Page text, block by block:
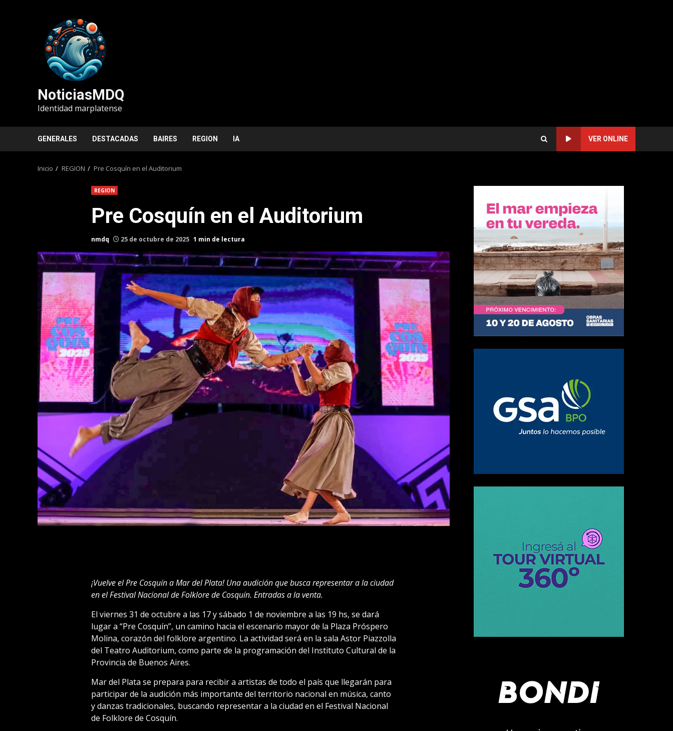
NoticiasMDQ
Identidad marplatense
GENERALES DESTACADAS BAIRES REGION IA VER ONLINE
Inicio REGION Pre Cosquín en el Auditorium
REGION
Pre Cosquín en el Auditorium
nmdq 25 de octubre de 2025 1 min de lectura
¡Vuelve el Pre Cosquín a Mar del Plata! Una audición que busca representar a la ciudad
en el Festival Nacional de Folklore de Cosquín. Entradas a la venta.
El viernes 31 de octubre a las 17 y sábado 1 de noviembre a las 19 hs, se dará
lugar a “Pre Cosquín”, un camino hacia el escenario mayor de la Plaza Próspero
Molina, corazón del folklore argentino. La actividad será en la sala Astor Piazzolla
del Teatro Auditorium, como parte de la programación del Instituto Cultural de la
Provincia de Buenos Aires.
Mar del Plata se prepara para recibir a artistas de todo el país que llegarán para
participar de la audición más importante del territorio nacional en música, canto
y danzas tradicionales, buscando representar a la ciudad en el Festival Nacional
de Folklore de Cosquín.